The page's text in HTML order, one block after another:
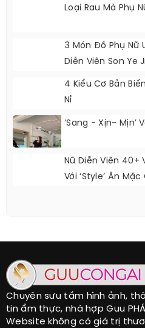
Loại Rau Mà Phụ
3 Món Đồ Phụ Nữ
Diễn Viên Son Ye
4 Kiểu Cơ Bản
Nỉ
‘Sang - Xịn- Mịn’
Nữ Diễn Viên 40+
Với ‘style’ Ăn
Chuyên sưu tầm hình ảnh,
tin ẩm thực, nhà hợp Guu
Website không có giá trị